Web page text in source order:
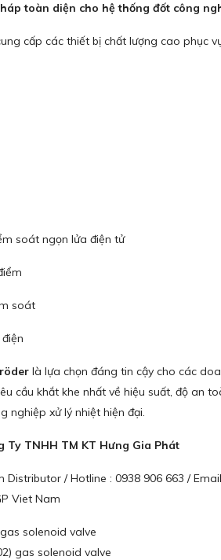
toàn diện cho hệ thống đốt công
cấp các thiết bị chất lượng cao phục
soát ngọn lửa điện tử
soát
là lựa chọn đáng tin cậy cho các
cầu khắt khe nhất về hiệu suất, độ an
nghiệp xử lý nhiệt hiện đại.
Ty TNHH TM KT Hưng Gia Phát
Distributor / Hotline : 0938 906 663 /
Viet Nam
solenoid valve
gas solenoid valve